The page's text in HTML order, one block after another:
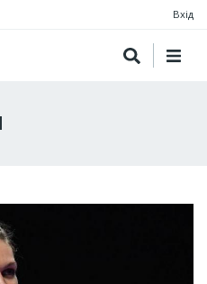
Вхід